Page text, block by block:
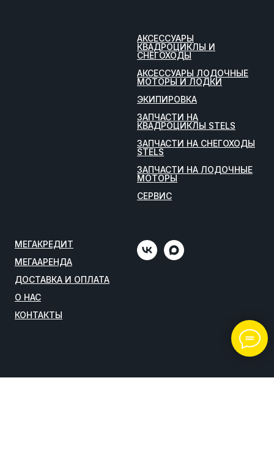
АКСЕССУАРЫ
КВАДРОЦИКЛЫ И
СНЕГОХОДЫ
АКСЕССУАРЫ ЛОДОЧНЫЕ
МОТОРЫ И ЛОДКИ
ЭКИПИРОВКА
ЗАПЧАСТИ НА
КВАДРОЦИКЛЫ STELS
ЗАПЧАСТИ НА СНЕГОХОДЫ
STELS
ЗАПЧАСТИ НА ЛОДОЧНЫЕ
МОТОРЫ
СЕРВИС
МЕГАКРЕДИТ
МЕГААРЕНДА
ДОСТАВКА И ОПЛАТА
О НАС
КОНТАКТЫ